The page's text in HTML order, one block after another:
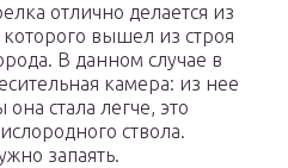
отлично делается из
вышел из строя
В данном случае в
камера: из нее
стала легче, это
ствола.
запаять.